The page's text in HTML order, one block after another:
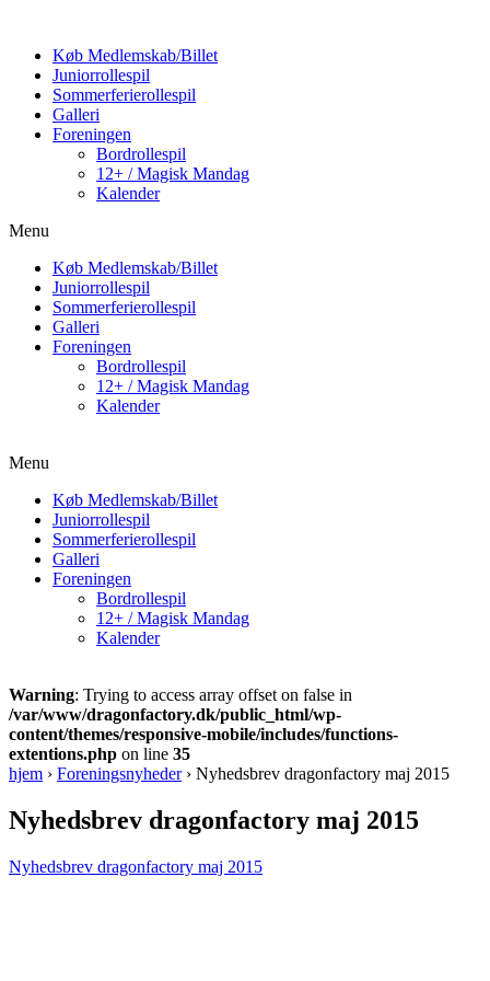
Køb Medlemskab/Billet
Juniorrollespil
Sommerferierollespil
Galleri
Foreningen
Bordrollespil
12+ / Magisk Mandag
Kalender
Menu
Køb Medlemskab/Billet
Juniorrollespil
Sommerferierollespil
Galleri
Foreningen
Bordrollespil
12+ / Magisk Mandag
Kalender
Menu
Køb Medlemskab/Billet
Juniorrollespil
Sommerferierollespil
Galleri
Foreningen
Bordrollespil
12+ / Magisk Mandag
Kalender
Warning: Trying to access array offset on false in
/var/www/dragonfactory.dk/public_html/wp-
content/themes/responsive-mobile/includes/functions-
extentions.php on line 35
hjem › Foreningsnyheder › Nyhedsbrev dragonfactory maj 2015
Nyhedsbrev dragonfactory maj 2015
Nyhedsbrev dragonfactory maj 2015